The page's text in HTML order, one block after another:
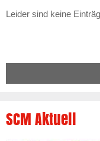
Leider sind keine
SCM Aktuell